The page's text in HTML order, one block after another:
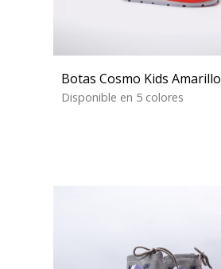
Botas Cosmo Kids Amarillo
Disponible en 5 colores